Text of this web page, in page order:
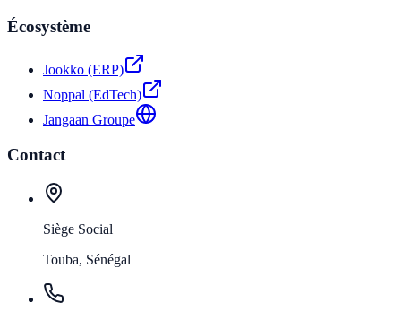
Écosystème
Jookko (ERP)
Noppal (EdTech)
Jangaan Groupe
Contact
Siège Social
Touba, Sénégal